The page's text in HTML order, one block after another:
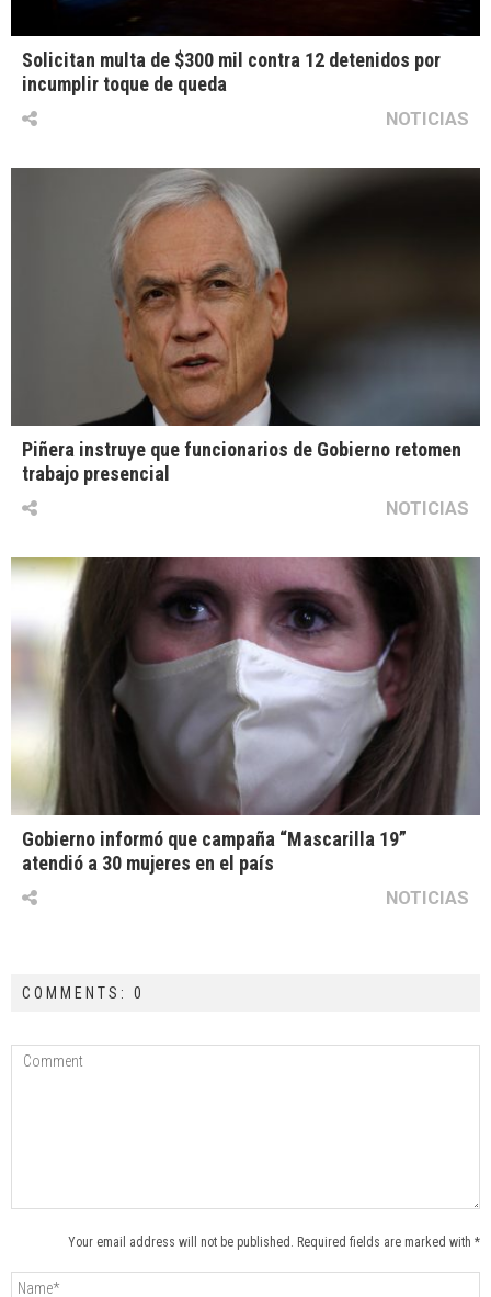
Solicitan multa de $300 mil contra 12 detenidos por
incumplir toque de queda
NOTICIAS
Piñera instruye que funcionarios de Gobierno retomen
trabajo presencial
NOTICIAS
Gobierno informó que campaña “Mascarilla 19”
atendió a 30 mujeres en el país
NOTICIAS
COMMENTS: 0
Your email address will not be published. Required fields are marked with *